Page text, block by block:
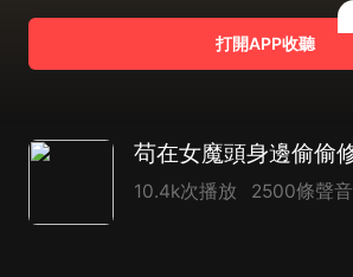
打開APP收聽
10.4k次播放 2500條聲音